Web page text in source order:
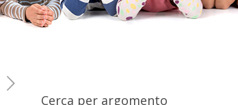
Cerca per argomento